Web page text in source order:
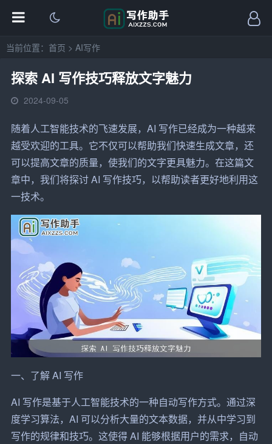
当前位置： 首页 > AI写作
探索 AI 写作技巧释放文字魅力
2024-09-05
随着人工智能技术的飞速发展，AI 写作已经成为一种越来
越受欢迎的工具。它不仅可以帮助我们快速生成文章，还
可以提高文章的质量，使我们的文字更具魅力。在这篇文
章中，我们将探讨 AI 写作技巧，以帮助读者更好地利用这
一技术。
一、了解 AI 写作
AI 写作是基于人工智能技术的一种自动写作方式。通过深
度学习算法，AI 可以分析大量的文本数据，并从中学习到
写作的规律和技巧。这使得 AI 能够根据用户的需求，自动